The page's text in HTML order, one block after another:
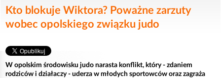
Kto blokuje Wiktora? Poważne zarzuty
wobec opolskiego związku judo
W opolskim środowisku judo narasta konflikt, który - zdaniem
rodziców i działaczy - uderza w młodych sportowców oraz zagraża